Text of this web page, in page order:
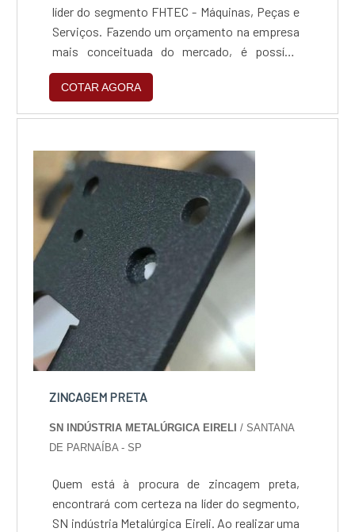
líder do segmento FHTEC - Máquinas, Peças e
Serviços. Fazendo um orçamento na empresa
mais conceituada do mercado, é possível
achar a maior referência de qualidade da área
de atuação.Quando o assunto é máquina de
gravação portátil, com a FHTEC - Máquinas,
com comprometimento com o resultado dos
clientes.ALGU...
COTAR AGORA
ZINCAGEM PRETA
SN INDÚSTRIA METALÚRGICA EIRELI/ SANTANA
DE PARNAÍBA - SP
Quem está à procura de zincagem preta,
encontrará com certeza na líder do segmento,
SN indústria Metalúrgica Eireli. Ao realizar uma